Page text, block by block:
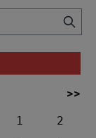
>>
1
2